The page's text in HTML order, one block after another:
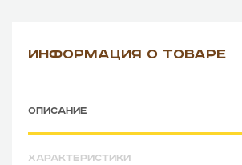
ИНФОРМАЦИЯ О ТОВАРЕ
ОПИСАНИЕ
ХАРАКТЕРИСТИКИ